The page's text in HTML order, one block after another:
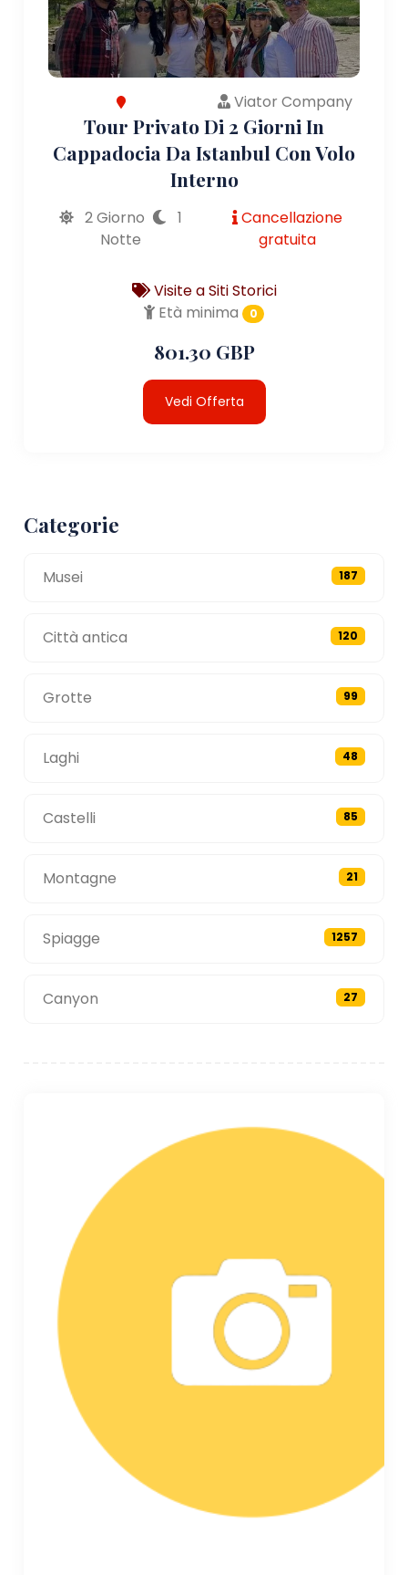
Viator Company
Tour Privato Di 2 Giorni In
Cappadocia Da Istanbul Con Volo
Interno
2 Giorno
1
Notte
Cancellazione
gratuita
Visite a Siti Storici
Età minima
0
801.30 GBP
Vedi Offerta
Categorie
Musei 187
Città antica 120
Grotte 99
Laghi 48
Castelli 85
Montagne 21
Spiagge 1257
Canyon 27